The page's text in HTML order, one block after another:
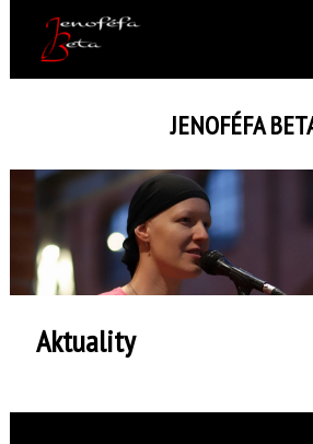
JENOFÉFA
Aktuality